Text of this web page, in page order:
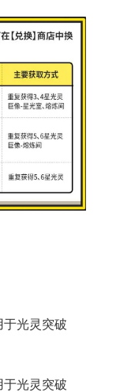
于光灵突破
于光灵突破